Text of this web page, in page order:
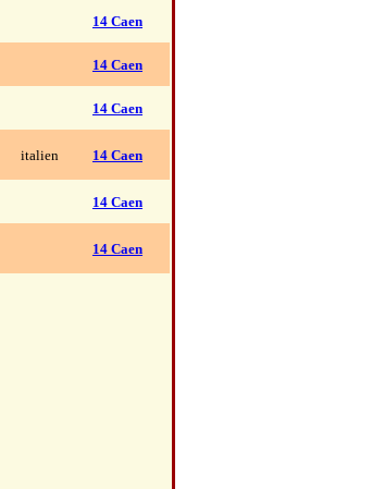
14 Caen
14 Caen
14 Caen
italien 14 Caen
14 Caen
14 Caen